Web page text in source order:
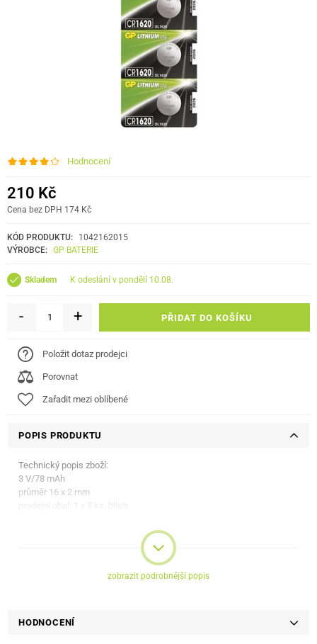
Hodnocení
210 Kč
Cena bez DPH 174 Kč
KÓD PRODUKTU:
1042162015
VÝROBCE: GP BATERIE
Skladem k odeslání v pondělí 10.08.
- + PŘIDAT DO KOŠÍKU
Položit dotaz prodejci
Porovnat
Zařadit mezi oblíbené
POPIS PRODUKTU
Technický popis zboží:
3 V/78 mAh
průměr 16 x 2 mm
prodejní obal: 1 x 5 ks, blistr
zobrazit podrobnější popis
HODNOCENÍ